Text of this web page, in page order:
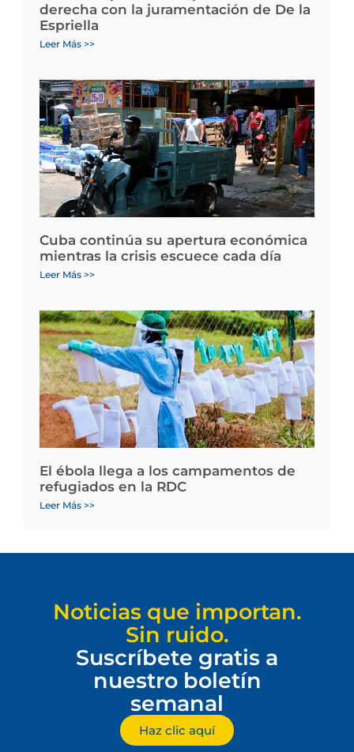
derecha con la juramentación de De la
Espriella
Leer Más >>
Cuba continúa su apertura económica
mientras la crisis escuece cada día
Leer Más >>
El ébola llega a los campamentos de
refugiados en la RDC
Leer Más >>
Noticias que importan.
Sin ruido.
Suscríbete gratis a
nuestro boletín
semanal
Haz clic aquí